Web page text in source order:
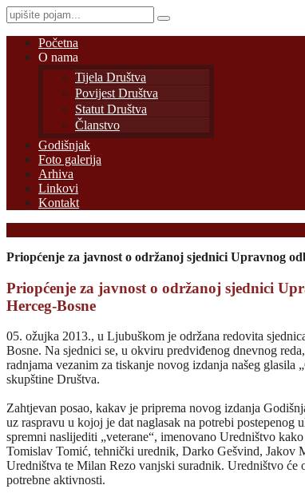
Početna
O nama
Tijela Društva
Povijest Društva
Statut Društva
Članstvo
Godišnjak
Foto galerija
Arhiva
Linkovi
Kontakt
Priopćenje za javnost o održanoj sjednici Upravnog
Priopćenje za javnost o održanoj sjednici
Herceg-Bosne
05. ožujka 2013., u Ljubuškom je održana redovita
Bosne. Na sjednici se, u okviru predviđenog dnevnog
radnjama vezanim za tiskanje novog izdanja našeg
skupštine Društva.
Zahtjevan posao, kakav je priprema novog izdanja
uz raspravu u kojoj je dat naglasak na potrebi
spremni naslijediti „veterane“, imenovano Uredništvo
Tomislav Tomić, tehnički urednik, Darko Gešvind,
Uredništva te Milan Rezo vanjski suradnik. Uredništvo će
potrebne aktivnosti.